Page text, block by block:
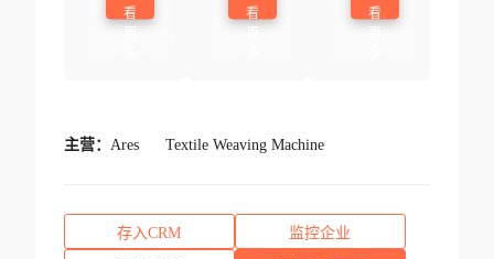
看
看
看
主营： Ares Textile Weaving Machine
存入CRM 监控企业